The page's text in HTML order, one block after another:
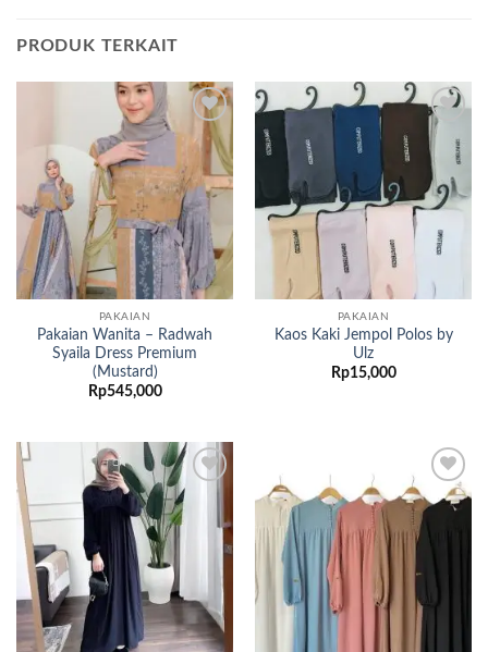
PRODUK TERKAIT
Add to
wishlist
PAKAIAN
Pakaian Wanita – Radwah
Syaila Dress Premium
(Mustard)
Rp545,000
Add to
wishlist
PAKAIAN
Kaos Kaki Jempol Polos by
Ulz
Rp15,000
Add to
wishlist
Add to
wishlist